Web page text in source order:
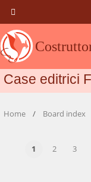
Case editrici
Home Board index
1 2 3